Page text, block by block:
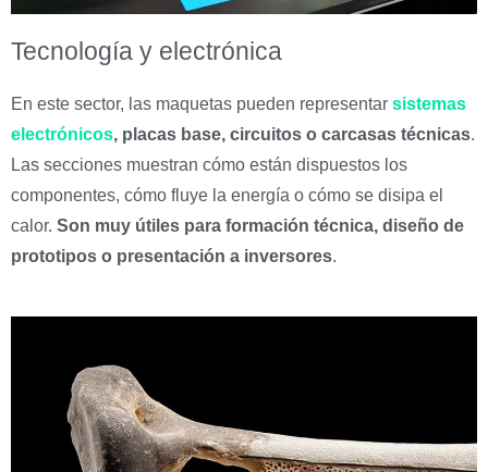
Tecnología y electrónica
En este sector, las maquetas pueden representar sistemas
electrónicos, placas base, circuitos o carcasas técnicas.
Las secciones muestran cómo están dispuestos los
componentes, cómo fluye la energía o cómo se disipa el
calor. Son muy útiles para formación técnica, diseño de
prototipos o presentación a inversores.